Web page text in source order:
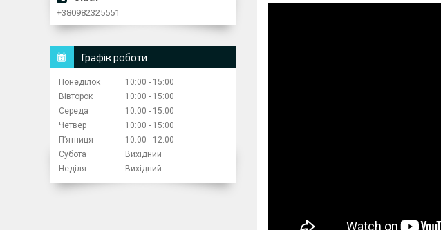
+380982325551
Графік роботи
Понеділок 10:00
15:00
Вівторок
10:00
15:00
Середа
10:00
15:00
Четвер
10:00
15:00
Пʼятниця
10:00
12:00
Субота
Вихідний
Неділя
Вихідний